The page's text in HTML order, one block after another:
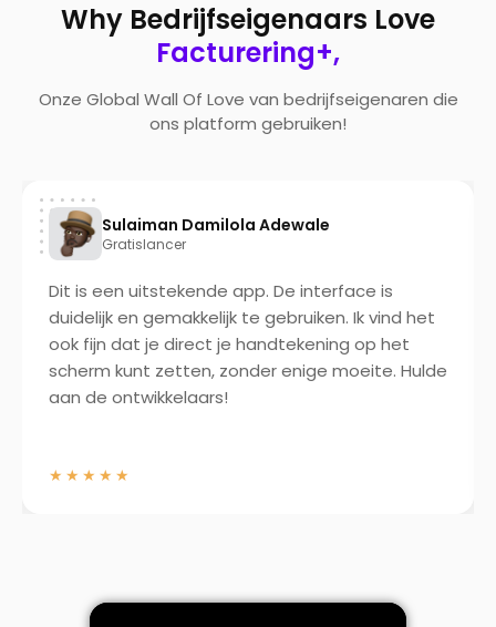
Why Bedrijfseigenaars Love
Facturering+,
Onze Global Wall Of Love van bedrijfseigenaren die
ons platform gebruiken!
Sulaiman Damilola Adewale
Gratislancer
Dit is een uitstekende app. De interface is
duidelijk en gemakkelijk te gebruiken. Ik vind het
ook fijn dat je direct je handtekening op het
scherm kunt zetten, zonder enige moeite. Hulde
aan de ontwikkelaars!
★★★★★